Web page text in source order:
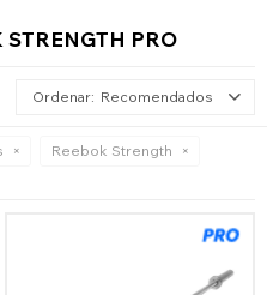
STRENGTH PRO
Recomendados
Reebok Strength